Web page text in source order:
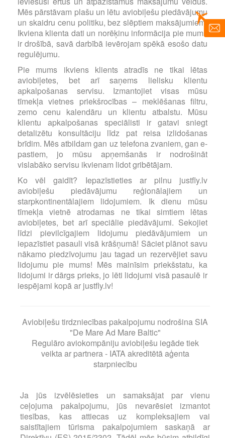
Mēs pārstāvam plašu un lētu aviobiļešu piedāvājumu
un skaidru cenu politiku, bez slēptiem maksājumiem.
Ikviena klienta dati un norēķinu informācija pie mums
ir drošībā, savā darbībā ievērojam spēkā esošo datu
regulējumu.
Pie mums ikviens klients atradīs ne tikai lētas
aviobiļetes, bet arī saņems lielisku klientu
apkalpošanas servisu. Izmantojiet visas mūsu
tīmekļa vietnes priekšrocības – meklēšanas filtru,
zemo cenu kalendāru un klientu atbalstu. Mūsu
klientu apkalpošanas speciālisti ir gatavi sniegt
detalizētu konsultāciju līdz pat reisa izlidošanas
brīdim. Mēs atbildam gan uz telefona zvaniem, gan e-
pastiem, jo mūsu apņemšanās ir nodrošināt
vislabāko servisu ikvienam lidot gribētājam.
Ko vēl gaidīt? Iepazīstieties ar pilnu justfly.lv
aviobiļešu piedāvājumu reģionālajiem un
starpkontinentālajiem lidojumiem. Ik dienu mūsu
tīmekļa vietnē atrodamas ne tikai simtiem lētas
aviobiļetes, bet arī speciālie piedāvājumi. Sekojiet
līdzi pievilcīgajiem lidojumu piedāvājumiem un
iepazīstiet pasauli visā krāšņumā! Sāciet plānot savu
nākamo piedzīvojumu jau tagad un rezervējiet savu
lidojumu pie mums! Mēs mainīsim priekšstatu, ka
lidojumi ir dārgs prieks, jo lēti lidojumi visā pasaulē ir
iespējami kopā ar justfly.lv!
Aviobiļešu tirdzniecības pakalpojumu nodrošina SIA
"De Mare Ad Mare Baltic"
Regulāro aviokompāniju aviobiļešu iegāde tiek
veikta ar partnera - IATA akreditētā aģenta
starpniecību
Ja jūs izvēlēsieties un samaksājat par vienu
ceļojuma pakalpojumu, jūs nevarēsiet izmantot
tiesības, kas attiecas uz kompleksajiem vai
saistītajiem tūrisma pakalpojumiem saskaņā ar